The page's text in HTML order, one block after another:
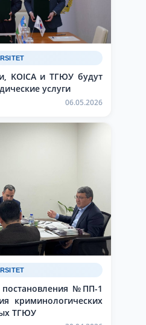
KOICA и ТГЮУ будут
услуги
06.05.2026
№ПП-1
криминологических
ТГЮУ